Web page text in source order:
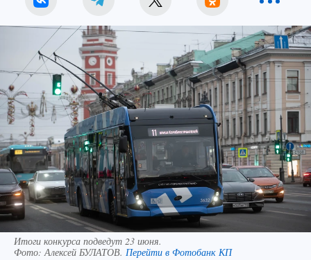
Итоги конкурса подведут 23 июня.
Фото:Алексей БУЛАТОВ. Перейти в Фотобанк КП